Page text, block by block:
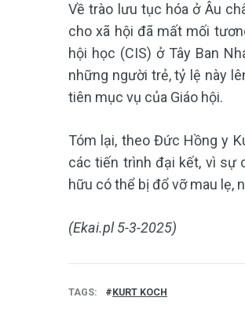
Về trào lưu tục hóa ở Âu
cho xã hội đã mất mối
hội học (CIS) ở Tây Ban
những người trẻ, tỷ lệ này
tiên mục vụ của Giáo hội.
Tóm lại, theo Đức Hồng y
các tiến trình đại kết, vì sự
hữu có thể bị đổ vỡ mau lẹ,
(Ekai.pl 5-3-2025)
TAGS KURT KOCH